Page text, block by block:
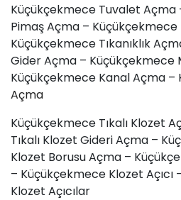
Küçükçekmece Tuvalet Açma
Pimaş Açma –
Küçükçekmece Tıkanıklık
Gider Açma – Küçükçekmece
Küçükçekmece Kanal Açma –
Açma
Küçükçekmece Tıkalı Klozet
Tıkalı Klozet Gideri Açma –
Klozet Borusu Açma –
– Küçükçekmece Klozet
Klozet Açıcılar